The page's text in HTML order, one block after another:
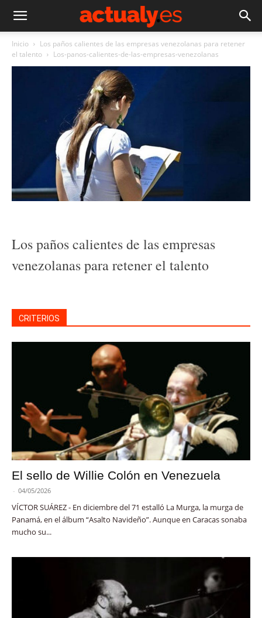
Inicio
Los paños calientes de las empresas venezolanas para retener
el talento
Los-panos-calientes-de-las-empresas-venezolanas
Los paños calientes de las empresas
venezolanas para retener el talento
CRITERIOS
El sello de Willie Colón en Venezuela
- 04/05/2026
VÍCTOR SUÁREZ - En diciembre del 71 estalló La Murga, la murga de
Panamá, en el álbum “Asalto Navideño”. Aunque en Caracas sonaba
mucho su...